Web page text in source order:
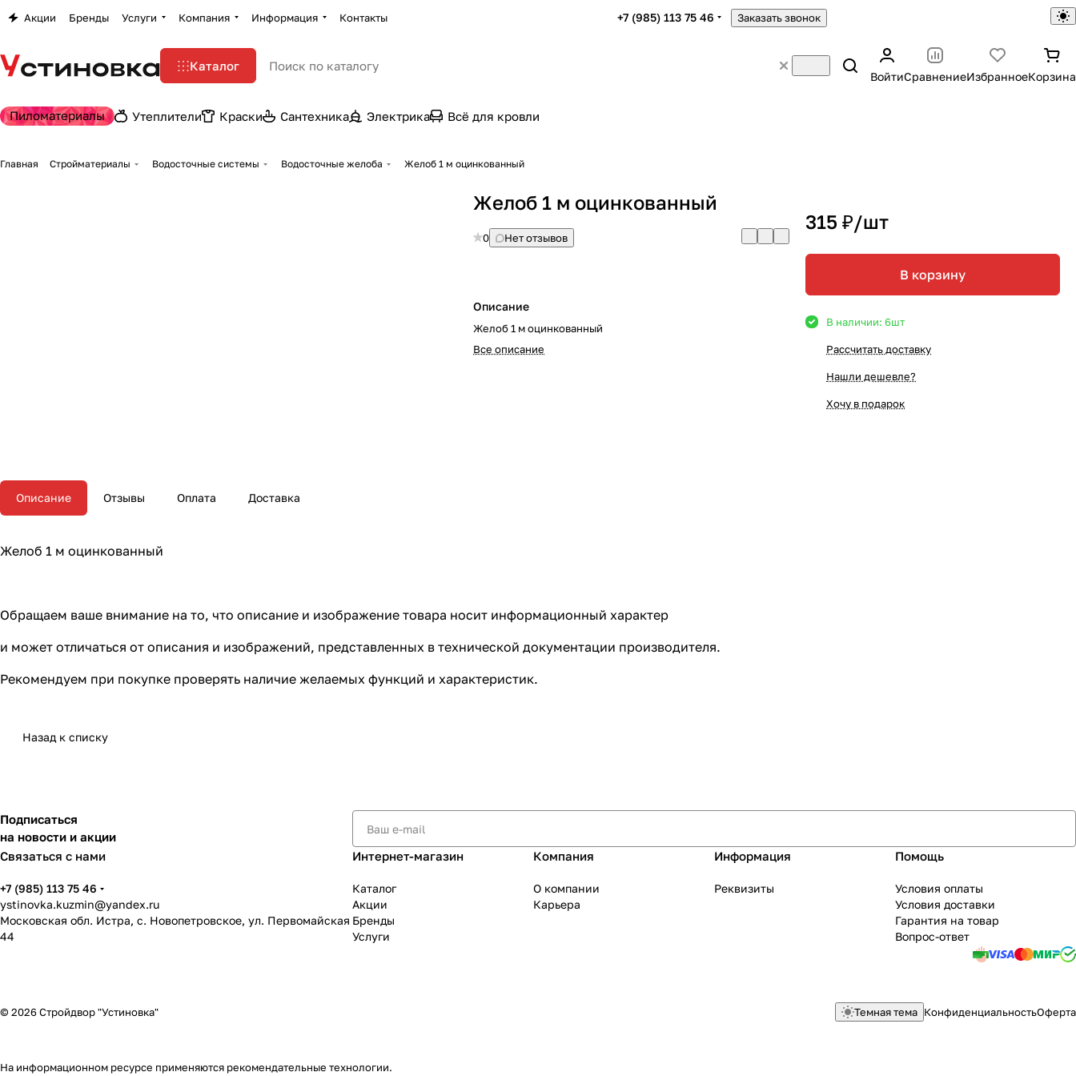
Акции Бренды Услуги Компания Информация Контакты +7 (985) 113 75 46 Заказать звонок
Каталог
ВойтиСравнениеИзбранноеКорзина
Пиломатериалы Утеплители Краски Сантехника Электрика Всё для кровли
Главная Стройматериалы Водосточные системы Водосточные желоба Желоб 1 м оцинкованный
Желоб 1 м оцинкованный
0 Нет отзывов
Описание
Желоб 1 м оцинкованный
Все описание
315 ₽/шт
В корзину
В наличии: 6шт
Рассчитать доставку
Нашли дешевле?
Хочу в подарок
Описание Отзывы Оплата Доставка
Желоб 1 м оцинкованный
Обращаем ваше внимание на то, что описание и изображение товара носит информационный характер
и может отличаться от описания и изображений, представленных в технической документации производителя.
Рекомендуем при покупке проверять наличие желаемых функций и характеристик.
Назад к списку
Подписаться
на новости и акции
Связаться с нами
+7 (985) 113 75 46
ystinovka.kuzmin@yandex.ru
Московская обл. Истра, с. Новопетровское, ул. Первомайская
44
Интернет-магазин
Каталог
Акции
Бренды
Услуги
Компания
О компании
Карьера
Информация
Реквизиты
Помощь
Условия оплаты
Условия доставки
Гарантия на товар
Вопрос-ответ
© 2026 Стройдвор "Устиновка" Темная тема КонфиденциальностьОферта
На информационном ресурсе применяются рекомендательные технологии.